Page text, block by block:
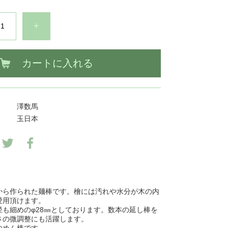
+
カートに入れる
澤数馬
玉日本
作られた麺棒です。檜には汚れや水分が木の内
頂けます。
細めのφ28㎜としております。数本の延し棒を
微調整にも活躍します。